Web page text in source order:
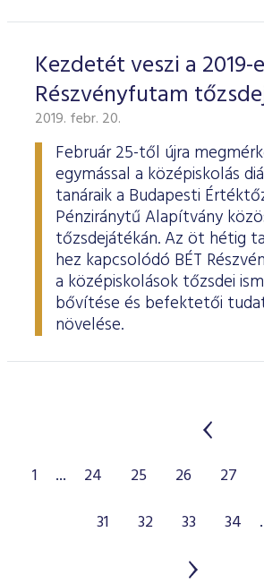
Kezdetét veszi a 2019-
Részvényfutam
2019. febr. 20.
Február 25-től újra
egymással a középiskolás
tanáraik a Budapesti
Pénziránytű Alapítvány
tőzsdejátékán. Az öt hétig
hez kapcsolódó BÉT
a középiskolások tőzsdei
bővítése és befektetői
növelése.
1 ... 24 25 26 27
31
32 33 34